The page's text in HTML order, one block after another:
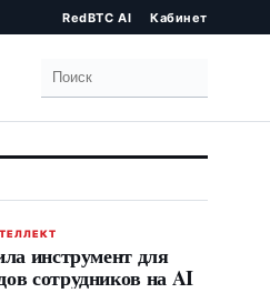
RedBTC AI Кабинет
Поиск
инструмент для
сотрудников на AI